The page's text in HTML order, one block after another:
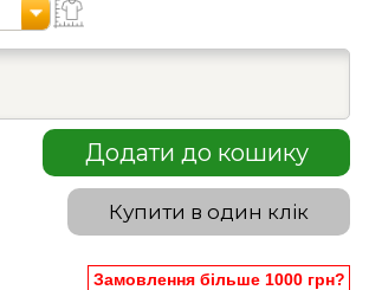
Додати до кошику
Купити в один клік
Замовлення більше 1000 грн?